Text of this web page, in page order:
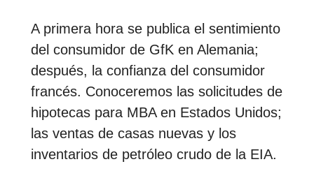
A primera hora se publica el sentimiento
del consumidor de GfK en Alemania;
después, la confianza del consumidor
francés. Conoceremos las solicitudes de
hipotecas para MBA en Estados Unidos;
las ventas de casas nuevas y los
inventarios de petróleo crudo de la EIA.